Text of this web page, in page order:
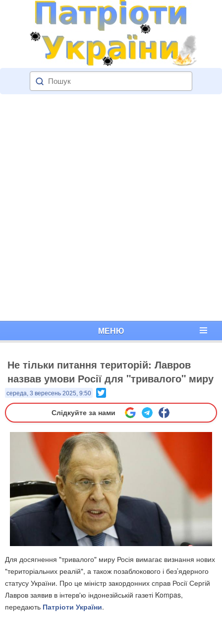
МЕНЮ
Не тільки питання територій: Лавров
назвав умови Росії для "тривалого" миру
середа, 3 вересень 2025, 9:50
Слідкуйте за нами
Для досягнення "тривалого" миру Росія вимагає визнання нових
"територіальних реалій", а також позаблокового і без’ядерного
статусу України. Про це міністр закордонних справ Росії Сергій
Лавров заявив в інтерв'ю індонезійській газеті Kompas,
передають Патріоти України.